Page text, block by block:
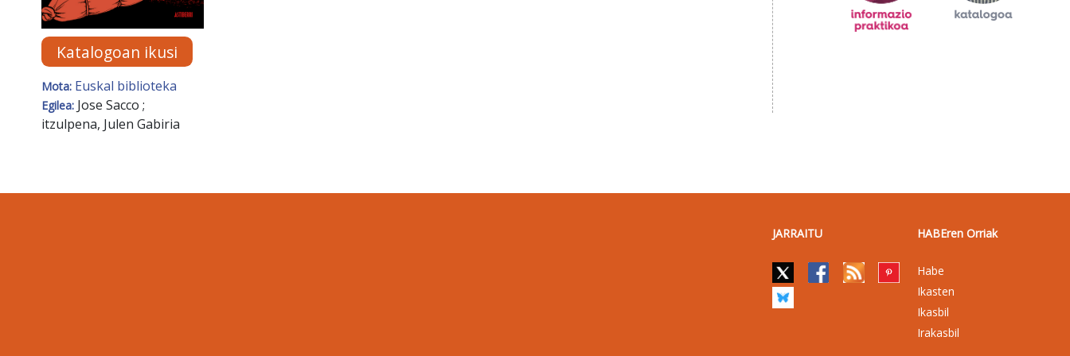
Katalogoan ikusi
Mota: Euskal biblioteka
Egilea: Jose Sacco ;
itzulpena, Julen Gabiria
JARRAITU HABEren Orriak
Habe
Ikasten
Ikasbil
Irakasbil